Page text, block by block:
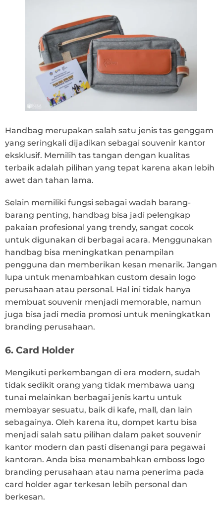
Handbag merupakan salah satu jenis tas genggam
yang seringkali dijadikan sebagai souvenir kantor
eksklusif. Memilih tas tangan dengan kualitas
terbaik adalah pilihan yang tepat karena akan lebih
awet dan tahan lama.
Selain memiliki fungsi sebagai wadah barang-
barang penting, handbag bisa jadi pelengkap
pakaian profesional yang trendy, sangat cocok
untuk digunakan di berbagai acara. Menggunakan
handbag bisa meningkatkan penampilan
pengguna dan memberikan kesan menarik. Jangan
lupa untuk menambahkan custom desain logo
perusahaan atau personal. Hal ini tidak hanya
membuat souvenir menjadi memorable, namun
juga bisa jadi media promosi untuk meningkatkan
branding perusahaan.
6. Card Holder
Mengikuti perkembangan di era modern, sudah
tidak sedikit orang yang tidak membawa uang
tunai melainkan berbagai jenis kartu untuk
membayar sesuatu, baik di kafe, mall, dan lain
sebagainya. Oleh karena itu, dompet kartu bisa
menjadi salah satu pilihan dalam paket souvenir
kantor modern dan pasti disenangi para pegawai
kantoran. Anda bisa menambahkan emboss logo
branding perusahaan atau nama penerima pada
card holder agar terkesan lebih personal dan
berkesan.